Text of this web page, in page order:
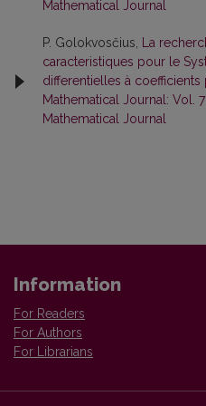
Mathematical Journal
P. Golokvosčius,
La
caracteristiques pour le
differentielles à coefficients
Mathematical Journal: Vol.
Mathematical Journal
Information
For Readers
For Authors
For Librarians